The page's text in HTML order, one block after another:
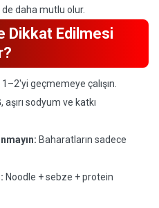
daha mutlu olur.
Dikkat Edilmesi
geçmemeye çalışın.
aşırı sodyum ve katkı
Baharatların sadece
Noodle + sebze + protein